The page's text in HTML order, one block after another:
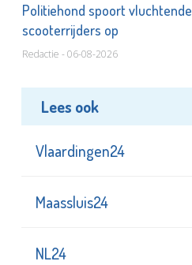
Politiehond spoort vluchtende
scooterrijders op
Redactie - 06-08-2026
Lees ook
Vlaardingen24
Maassluis24
NL24